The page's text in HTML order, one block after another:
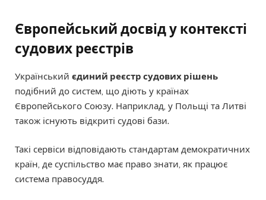
Європейський досвід у контексті
судових реєстрів
Український єдиний реєстр судових рішень
подібний до систем, що діють у країнах
Європейського Союзу. Наприклад, у Польщі та Литві
також існують відкриті судові бази.
Такі сервіси відповідають стандартам демократичних
країн, де суспільство має право знати, як працює
система правосуддя.